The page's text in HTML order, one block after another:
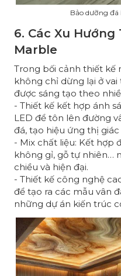
Bảo dưỡng
6. Các Xu
Marble
Trong bối cảnh thiết kế
không chỉ dừng lại ở
được sáng tạo theo
- Thiết kế kết hợp ánh
LED để tôn lên đường
đá, tạo hiệu ứng thị
- Mix chất liệu: Kết hợp
không gỉ, gỗ tự nhiên…
chiều và hiện đại.
- Thiết kế công nghệ
để tạo ra các mẫu vân
những dự án kiến trúc